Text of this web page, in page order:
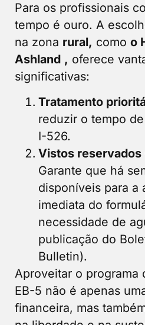
Para os profissionais
tempo é ouro. A
na zona rural, como o
Ashland , oferece
significativas:
Tratamento
reduzir o tempo
I-526.
Vistos reservados
Garante que há
disponíveis para a
imediata do
necessidade de
publicação do
Bulletin).
Aproveitar o programa
EB-5 não é apenas
financeira, mas